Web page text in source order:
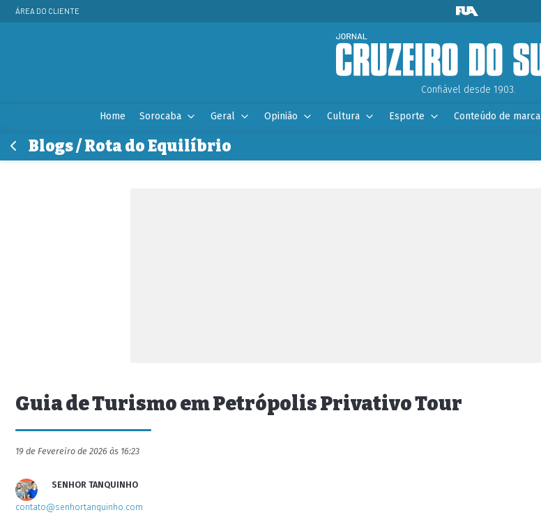
ÁREA DO CLIENTE
Confiável desde 1903.
Home Sorocaba Geral Opinião Cultura Esporte Conteúdo de marca
Blogs / Rota do Equilíbrio
Guia de Turismo em Petrópolis Privativo Tour
19 de Fevereiro de 2026 às 16:23
SENHOR TANQUINHO
contato@senhortanquinho.com